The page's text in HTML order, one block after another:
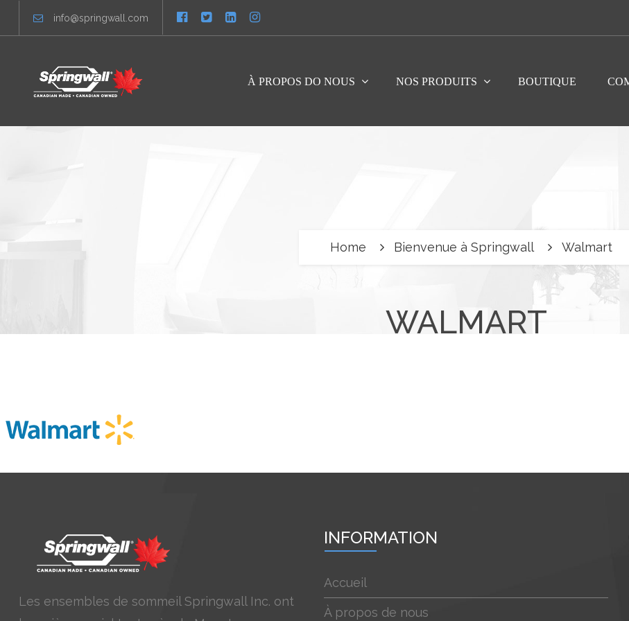
info@springwall.com
À PROPOS DO NOUS NOS PRODUITS BOUTIQUE
WALMART
Home Bienvenue à Springwall Walmart
Les ensembles de sommeil Springwall Inc. ont
INFORMATION
Accueil
À propos de nous